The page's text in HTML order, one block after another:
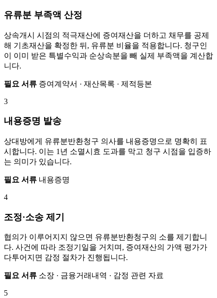
유류분 부족액 산정
상속개시 시점의 적극재산에 증여재산을 더하고 채무를 공제
해 기초재산을 확정한 뒤, 유류분 비율을 적용합니다. 청구인
이 이미 받은 특별수익과 순상속분을 빼 실제 부족액을 계산합
니다.
필요 서류 증여계약서 · 재산목록 · 제적등본
3
내용증명 발송
상대방에게 유류분반환청구 의사를 내용증명으로 명확히 표
시합니다. 이는 1년 소멸시효 도과를 막고 청구 시점을 입증하
는 의미가 있습니다.
필요 서류 내용증명
4
조정·소송 제기
협의가 이루어지지 않으면 유류분반환청구의 소를 제기합니
다. 사건에 따라 조정기일을 거치며, 증여재산의 가액 평가가
다투어지면 감정 절차가 진행됩니다.
필요 서류 소장 · 금융거래내역 · 감정 관련 자료
5